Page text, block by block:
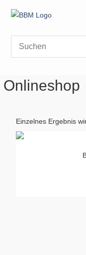
Inhalt
Onlineshop
Einzelnes Ergebnis